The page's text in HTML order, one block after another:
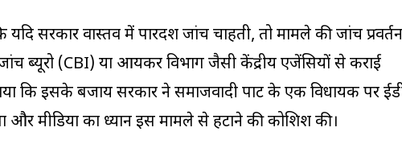
सरकार वास्तव में पारदर्शी जांच चाहती, तो मामले की जांच प्रवर्तन
ब्यूरो (CBI) या आयकर विभाग जैसी केंद्रीय एजेंसियों से कराई
कि इसके बजाय सरकार ने समाजवादी पार्टी के एक विधायक पर
और मीडिया का ध्यान इस मामले से हटाने की कोशिश की।